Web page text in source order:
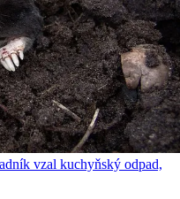
vzal kuchyňský odpad,